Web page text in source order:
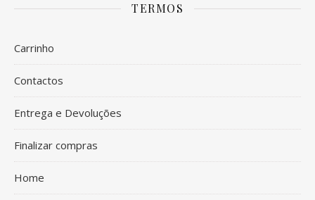
TERMOS
Carrinho
Contactos
Entrega e Devoluções
Finalizar compras
Home